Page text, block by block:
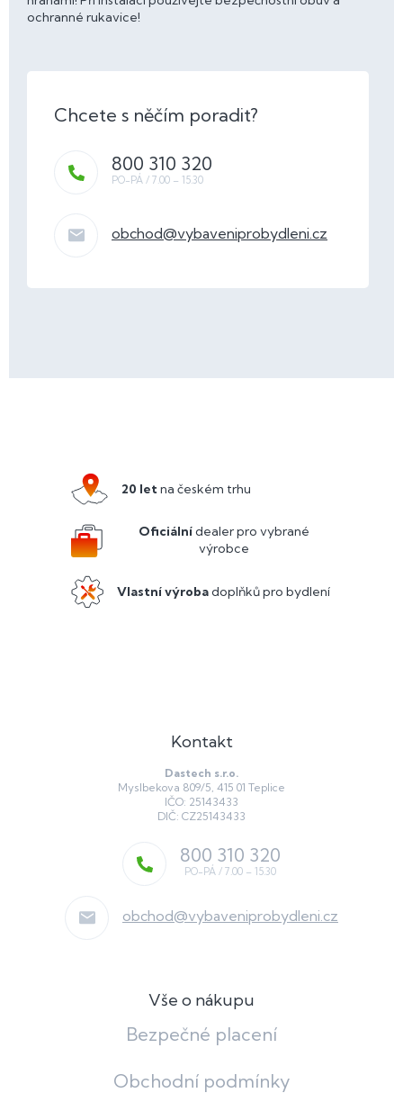
ochranné rukavice!
obchod@vybaveniprobydleni.cz
800 310 320
20 letna českém trhu
Oficiálnídealer pro vybrané
výrobce
Vlastní výrobadoplňků pro bydlení
Kontakt
Dastech s.r.o.
Myslbekova 809/5, 415 01 Teplice
IČO: 25143433
DIČ: CZ25143433
obchod@vybaveniprobydleni.cz
800 310 320
Vše o nákupu
Bezpečné placení
Obchodní podmínky